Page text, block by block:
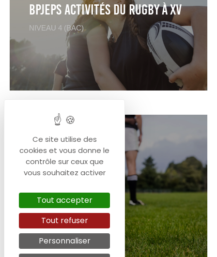
BPJEPS Activités du rugby à XV
NIVEAU 4 (BAC)
DEJEPS Rugby à XV
NIVEAU 5 (BAC +2)
Ce site utilise des
cookies et vous donne le
contrôle sur ceux que
vous souhaitez activer
Tout accepter
Tout refuser
Personnaliser